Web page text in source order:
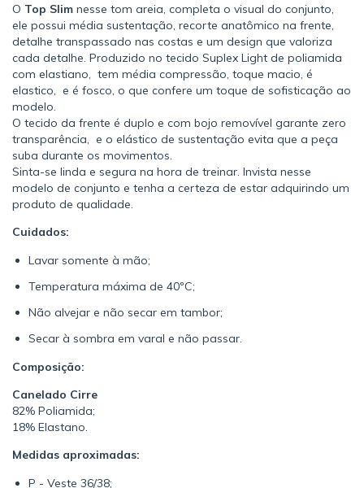
O Top Slim nesse tom areia, completa o visual do conjunto,
ele possui média sustentação, recorte anatômico na frente,
detalhe transpassado nas costas e um design que valoriza
cada detalhe. Produzido no tecido Suplex Light de poliamida
com elastiano, tem média compressão, toque macio, é
elastico, e é fosco, o que confere um toque de sofisticação ao
modelo.
O tecido da frente é duplo e com bojo removível garante zero
transparência, e o elástico de sustentação evita que a peça
suba durante os movimentos.
Sinta-se linda e segura na hora de treinar. Invista nesse
modelo de conjunto e tenha a certeza de estar adquirindo um
produto de qualidade.
Cuidados:
Lavar somente à mão;
Temperatura máxima de 40ºC;
Não alvejar e não secar em tambor;
Secar à sombra em varal e não passar.
Composição:
Canelado Cirre
82% Poliamida;
18% Elastano.
Medidas aproximadas:
P - Veste 36/38;